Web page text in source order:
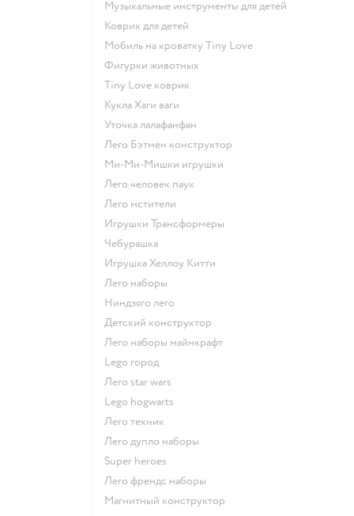
Музыкальные инструменты для детей
Коврик для детей
Мобиль на кроватку Tiny Love
Фигурки животных
Tiny Love коврик
Кукла Хаги ваги
Уточка лалафанфан
Лего Бэтмен конструктор
Ми-Ми-Мишки игрушки
Лего человек паук
Лего мстители
Игрушки Трансформеры
Чебурашка
Игрушка Хеллоу Китти
Лего наборы
Ниндзяго лего
Детский конструктор
Лего наборы майнкрафт
Lego город
Лего star wars
Lego hogwarts
Лего техник
Лего дупло наборы
Super heroes
Лего френдс наборы
Магнитный конструктор